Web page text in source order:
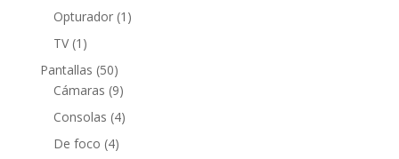
productos
Opturador 1 1
TV 1 1
producto
Pantallas 5050
productos
Cámaras 99
productos
Consolas 44
De foco 44